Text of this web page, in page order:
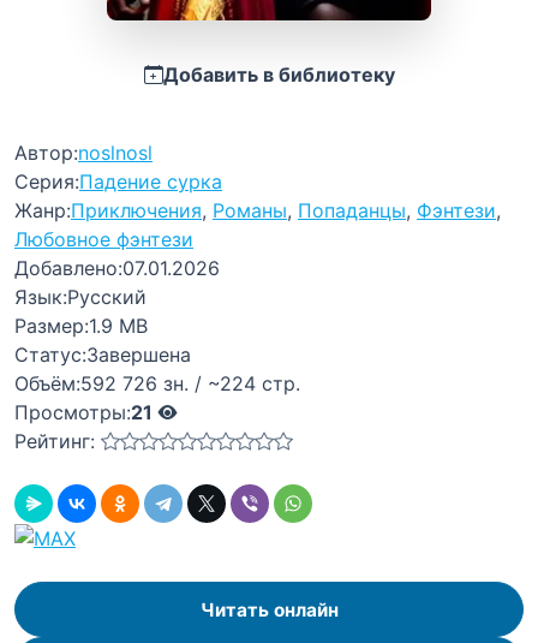
Добавить в библиотеку
Автор:noslnosl
Серия:Падение сурка
Жанр:Приключения, Романы, Попаданцы, Фэнтези,
Любовное фэнтези
Добавлено:07.01.2026
Язык:Русский
Размер:1.9 MB
Статус:Завершена
Объём:592 726 зн. / ~224 стр.
Просмотры:21
Рейтинг:
Читать онлайн